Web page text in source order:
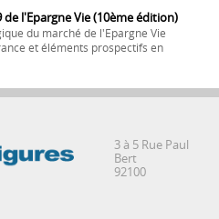
de l'Epargne Vie (10ème édition)
du marché de l'Epargne Vie
et éléments prospectifs en
3 à 5 Rue Paul
Bert
92100